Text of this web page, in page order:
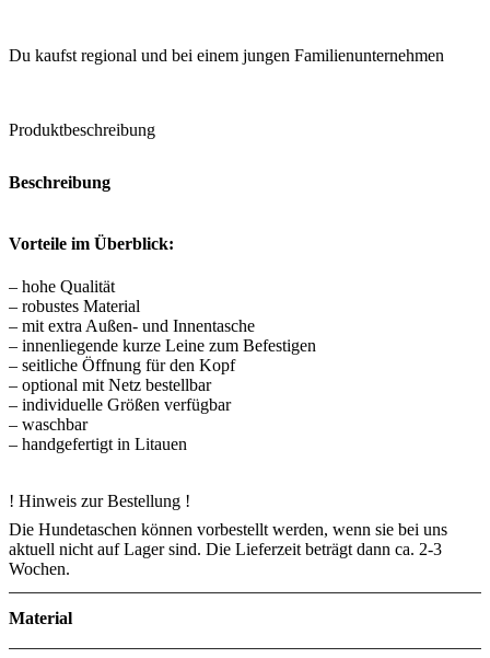
Du kaufst regional und bei einem jungen Familienunternehmen
Produktbeschreibung
Beschreibung
Vorteile im Überblick:
– hohe Qualität
– robustes Material
– mit extra Außen- und Innentasche
– innenliegende kurze Leine zum Befestigen
– seitliche Öffnung für den Kopf
– optional mit Netz bestellbar
– individuelle Größen verfügbar
– waschbar
– handgefertigt in Litauen
! Hinweis zur Bestellung !
Die Hundetaschen können vorbestellt werden, wenn sie bei uns
aktuell nicht auf Lager sind. Die Lieferzeit beträgt dann ca. 2-3
Wochen.
Material